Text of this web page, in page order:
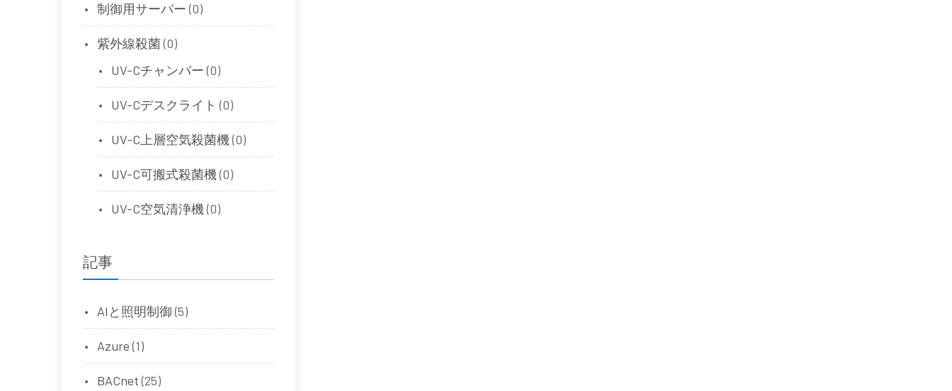
制御用サーバー (0)
紫外線殺菌(0)
UV-Cチャンバー (0)
UV-Cデスクライト (0)
UV-C上層空気殺菌機 (0)
UV-C可搬式殺菌機 (0)
UV-C空気清浄機 (0)
記事
AIと照明制御(5)
Azure(1)
BACnet(25)